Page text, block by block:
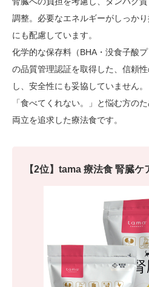
調整。必要なエネルギーがしっか
にも配慮しています。
化学的な保存料（BHA・没食子酸
の品質管理認証を取得した、信頼
し、安全性にも妥協していません。
「食べてくれない。」と悩む方の
両立を追求した療法食です。
【2位】tama 療法食 腎臓